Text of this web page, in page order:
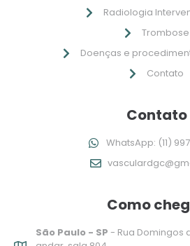
Radiologia
Trombose
Doenças e
Contato
Contato
WhatsApp: (11)
Como
São Paulo - SP - Rua Domingos